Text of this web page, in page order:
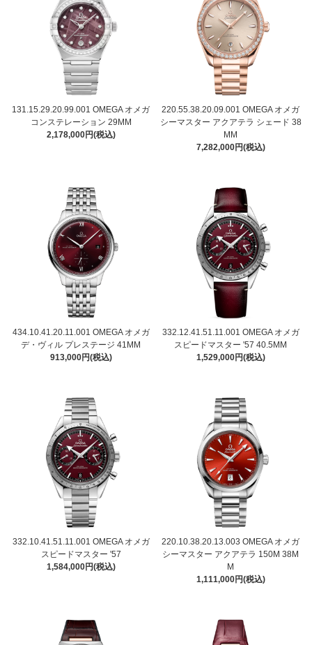
131.15.29.20.99.001 OMEGA オメガ
コンステレーション 29MM
2,178,000円(税込)
220.55.38.20.09.001 OMEGA オメガ
シーマスター アクアテラ シェード 38
MM
7,282,000円(税込)
434.10.41.20.11.001 OMEGA オメガ
デ・ヴィル プレステージ 41MM
913,000円(税込)
332.12.41.51.11.001 OMEGA オメガ
スピードマスター '57 40.5MM
1,529,000円(税込)
332.10.41.51.11.001 OMEGA オメガ
スピードマスター '57
1,584,000円(税込)
220.10.38.20.13.003 OMEGA オメガ
シーマスター アクアテラ 150M 38M
M
1,111,000円(税込)